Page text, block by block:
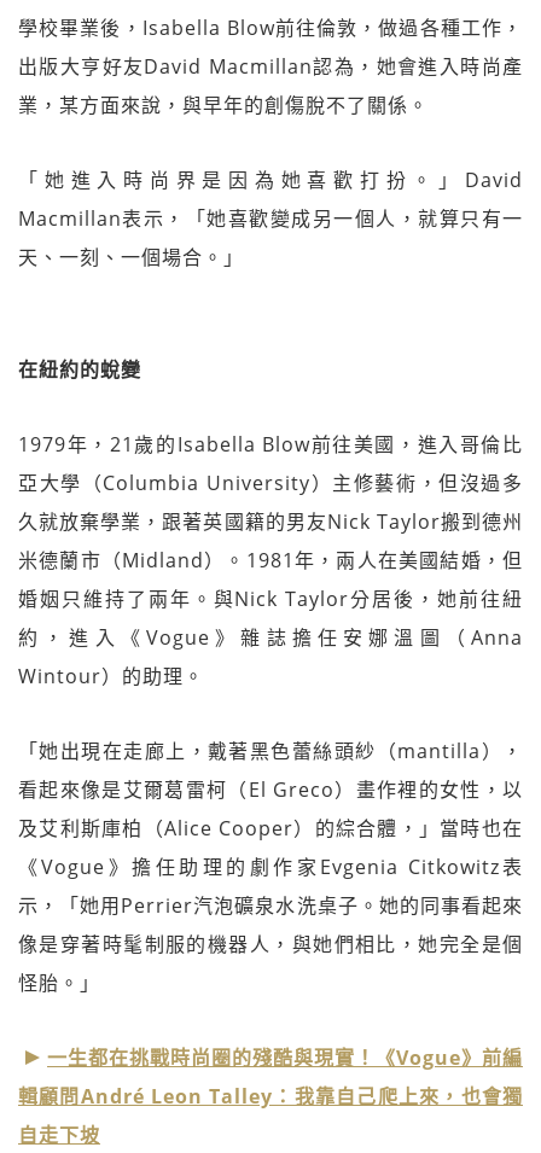
學校畢業後，Isabella Blow前往倫敦，做過各種工作，
出版大亨好友David Macmillan認為，她會進入時尚產
業，某方面來說，與早年的創傷脫不了關係。
「她進入時尚界是因為她喜歡打扮。」David
Macmillan表示，「她喜歡變成另一個人，就算只有一
天、一刻、一個場合。」
在紐約的蛻變
1979年，21歲的Isabella Blow前往美國，進入哥倫比
亞大學（Columbia University）主修藝術，但沒過多
久就放棄學業，跟著英國籍的男友Nick Taylor搬到德州
米德蘭市（Midland）。1981年，兩人在美國結婚，但
婚姻只維持了兩年。與Nick Taylor分居後，她前往紐
約，進入《Vogue》雜誌擔任安娜溫圖（Anna
Wintour）的助理。
「她出現在走廊上，戴著黑色蕾絲頭紗（mantilla），
看起來像是艾爾葛雷柯（El Greco）畫作裡的女性，以
及艾利斯庫柏（Alice Cooper）的綜合體，」當時也在
《Vogue》擔任助理的劇作家Evgenia Citkowitz表
示，「她用Perrier汽泡礦泉水洗桌子。她的同事看起來
像是穿著時髦制服的機器人，與她們相比，她完全是個
怪胎。」
一生都在挑戰時尚圈的殘酷與現實！《Vogue》前編
輯顧問André Leon Talley：我靠自己爬上來，也會獨
自走下坡